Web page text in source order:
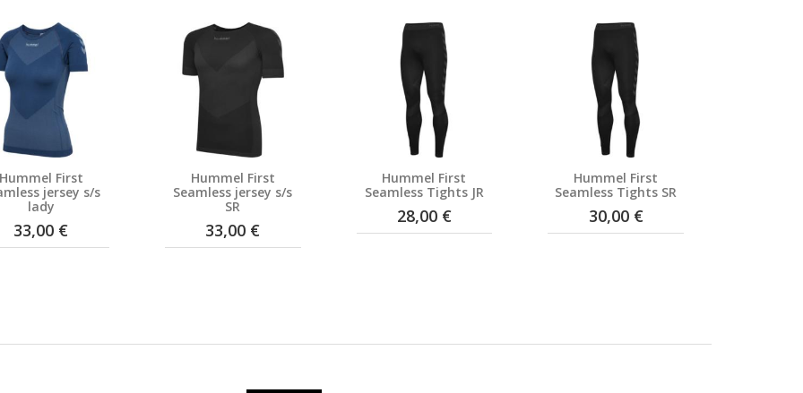
First
jersey s/s
lady
33,00 €
Hummel First
Seamless jersey s/s
SR
33,00 €
Hummel First
Seamless Tights JR
28,00 €
Hummel First
Seamless Tights SR
30,00 €